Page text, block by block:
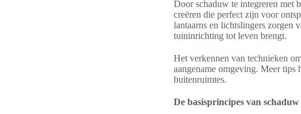
Door schaduw te integreren met
creëren die perfect zijn voor
lantaarns en lichtslingers zorgen
tuininrichting tot leven brengt.
Het verkennen van technieken
aangename omgeving. Meer
buitenruimtes.
De basisprincipes van